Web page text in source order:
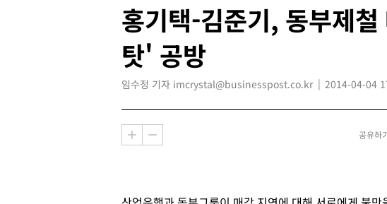
홍기택-김준기, 동부제
탓' 공방
임수정 기자 imcrystal@businesspost.co.kr 2014-04-04
공유하